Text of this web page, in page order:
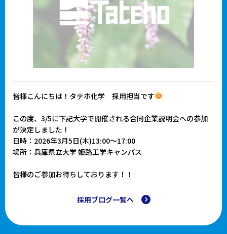
皆様こんにちは！タテホ化学 採用担当です
この度、3/5に下記大学で開催される合同企業説明会への参加
が決定しました！
日時：2026年3月5日(木)13:00～17:00
場所：兵庫県立大学 姫路工学キャンパス
皆様のご参加お待ちしております！！
採用ブログ一覧へ